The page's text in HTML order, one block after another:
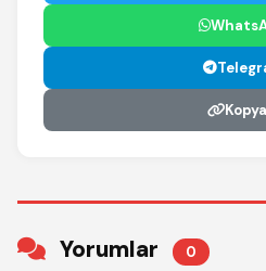
Yorumlar 0